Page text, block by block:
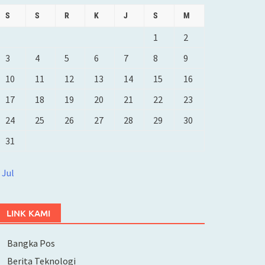
S S R K J S M
1
2
3
4 5 6 7 8
9
10
11 12 13 14 15
16
17
18 19 20 21 22
23
24
25 26 27 28 29
30
31
Jul
LINK KAMI
Bangka Pos
Berita Teknologi